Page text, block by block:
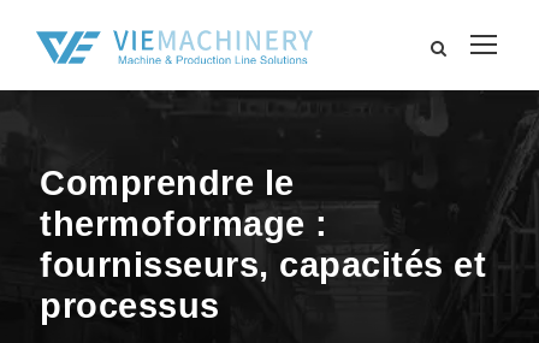
Comprendre le
thermoformage :
fournisseurs, capacités et
processus